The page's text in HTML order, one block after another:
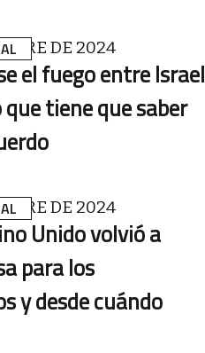
DE 2024
el fuego entre Israel
tiene que saber
DE 2024
Unido volvió a
para los
y desde cuándo